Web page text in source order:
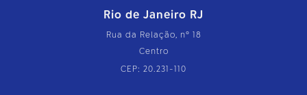
Rio de Janeiro RJ
Rua da Relação, nº 18
Centro
CEP: 20.231-110